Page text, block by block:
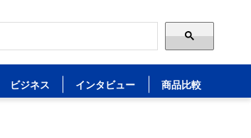
ビジネス インタビュー 商品比較